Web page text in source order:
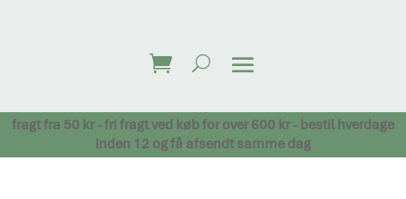
fragt fra 50 kr - fri fragt ved køb for over 600 kr - bestil hverdage
inden 12 og få afsendt samme dag